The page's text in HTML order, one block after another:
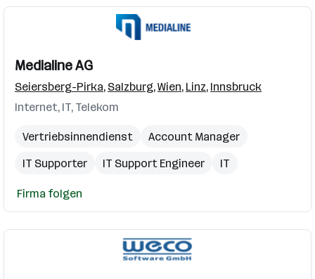
Medialine AG
Seiersberg-Pirka, Salzburg,Wien, Linz, Innsbruck
Internet, IT, Telekom
Vertriebsinnendienst
Account Manager
IT Supporter
IT Support Engineer IT
Firma folgen